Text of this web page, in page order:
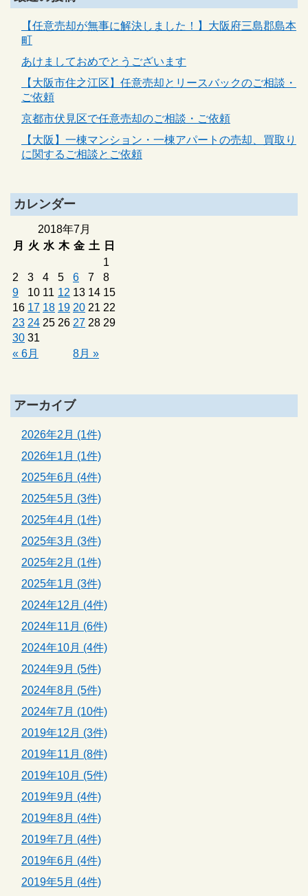
【任意売却が無事に解決しました！】大阪府三島郡島本
町
あけましておめでとうございます
【大阪市住之江区】任意売却とリースバックのご相談・
ご依頼
京都市伏見区で任意売却のご相談・ご依頼
【大阪】一棟マンション・一棟アパートの売却、買取り
に関するご相談とご依頼
カレンダー
2018年7月
月
火 水 木 金 土 日
« 6月 8月 »
1
2
3 4 5 6 7
8
9
10 11 12 13 14 15
16 17 18 19 20 21 22
23 24 25 26 27 28 29
30 31
アーカイブ
2026年2月 (1件)
2026年1月 (1件)
2025年6月 (4件)
2025年5月 (3件)
2025年4月 (1件)
2025年3月 (3件)
2025年2月 (1件)
2025年1月 (3件)
2024年12月 (4件)
2024年11月 (6件)
2024年10月 (4件)
2024年9月 (5件)
2024年8月 (5件)
2024年7月 (10件)
2019年12月 (3件)
2019年11月 (8件)
2019年10月 (5件)
2019年9月 (4件)
2019年8月 (4件)
2019年7月 (4件)
2019年6月 (4件)
2019年5月 (4件)